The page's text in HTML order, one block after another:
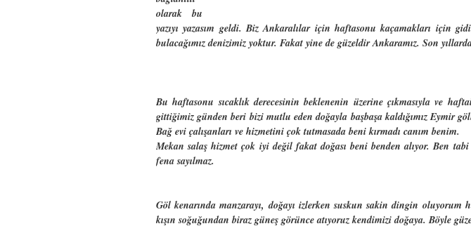
olarak bu
yazıyı yazasım geldi. Biz Ankaralılar için haftasonu kaçamakları için
bulacağımız denizimiz yoktur. Fakat yine de güzeldir Ankaramız. Son
Bu haftasonu sıcaklık derecesinin beklenenin üzerine çıkmasıyla ve
gittiğimiz günden beri bizi mutlu eden doğayla başbaşa kaldığımız Eymir
Bağ evi çalışanları ve hizmetini çok tutmasada beni kırmadı canım benim.
Mekan salaş hizmet çok iyi değil fakat doğası beni benden alıyor. Ben
fena sayılmaz.
Göl kenarında manzarayı, doğayı izlerken suskun sakin dingin oluyorum
kışın soğuğundan biraz güneş görünce atıyoruz kendimizi doğaya. Böyle